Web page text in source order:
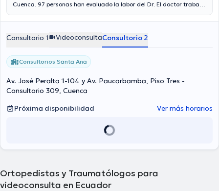
Cuenca. 97 personas han evaluado la labor del Dr. El doctor trabaja
Consultorio 1 VideoconsultaConsultorio 2
Consultorios Santa Ana
Av. José Peralta 1-104 y Av. Paucarbamba, Piso Tres -
Consultorio 309, Cuenca
Próxima disponibilidad
Ver más horarios
Ortopedistas y Traumatólogos para
videoconsulta en Ecuador